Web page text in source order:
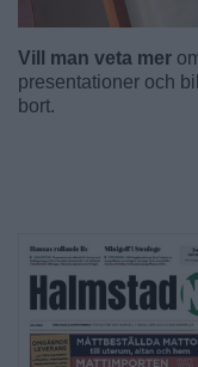
Vill man veta mer
presentationer och
bort.